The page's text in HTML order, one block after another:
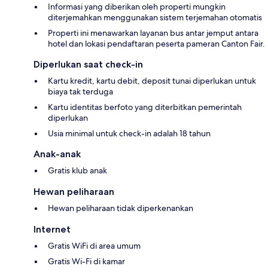
Informasi yang diberikan oleh properti mungkin
diterjemahkan menggunakan sistem terjemahan otomatis
Properti ini menawarkan layanan bus antar jemput antara
hotel dan lokasi pendaftaran peserta pameran Canton Fair.
Diperlukan saat check-in
Kartu kredit, kartu debit, deposit tunai diperlukan untuk
biaya tak terduga
Kartu identitas berfoto yang diterbitkan pemerintah
diperlukan
Usia minimal untuk check-in adalah 18 tahun
Anak-anak
Gratis klub anak
Hewan peliharaan
Hewan peliharaan tidak diperkenankan
Internet
Gratis WiFi di area umum
Gratis Wi-Fi di kamar